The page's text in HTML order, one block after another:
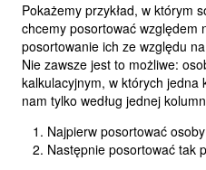
Pokażemy przykład, w którym
chcemy posortować względem
posortowanie ich ze względu
Nie zawsze jest to możliwe:
kalkulacyjnym, w których
nam tylko według jednej
Najpierw posortować
Następnie posortować tak